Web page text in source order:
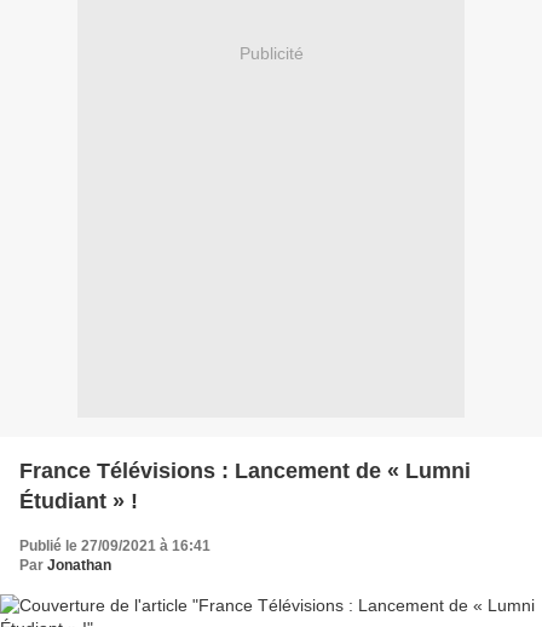
Publicité
France Télévisions : Lancement de « Lumni
Étudiant » !
Publié le 27/09/2021 à 16:41
Par Jonathan